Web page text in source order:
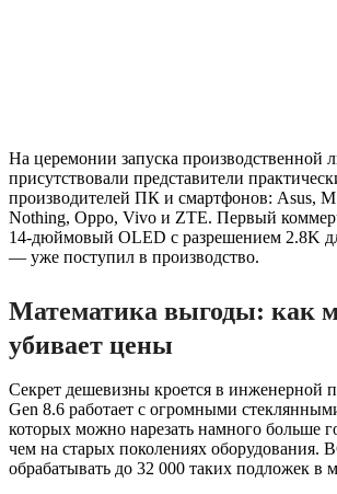
На церемонии запуска производственной
присутствовали представители
производителей ПК и смартфонов: Asus,
Nothing, Oppo, Vivo и ZTE. Первый
14-дюймовый OLED с разрешением 2.8K
— уже поступил в производство.
Математика выгоды: как
убивает цены
Секрет дешевизны кроется в инженерной
Gen 8.6 работает с огромными
которых можно нарезать намного больше
чем на старых поколениях оборудования.
обрабатывать до 32 000 таких подложек в